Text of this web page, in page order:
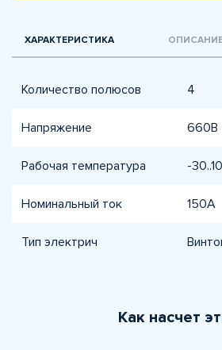
ХАРАКТЕРИСТИКА
Количество полюсов 4
Напряжение 660В
Рабочая температура -
Номинальный ток 150А
Тип электрич
Как насчет